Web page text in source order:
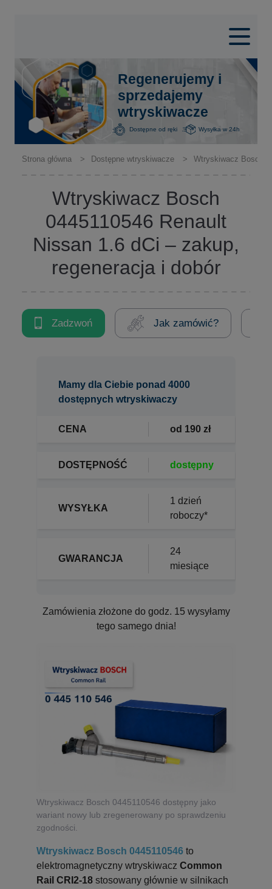
Regenerujemy i
sprzedajemy
wtryskiwacze
Dostępne od ręki Wysyłka w 24h
Strona główna Dostępne wtryskiwacze Wtryskiwacz Bosch
Wtryskiwacz Bosch
0445110546 Renault
Nissan 1.6 dCi – zakup,
regeneracja i dobór
Zadzwoń Jak zamówić?
Mamy dla Ciebie ponad 4000
dostępnych wtryskiwaczy
CENA od 190 zł
DOSTĘPNOŚĆ dostępny
WYSYŁKA
1 dzień
roboczy*
GWARANCJA
24
miesiące
Zamówienia złożone do godz. 15 wysyłamy
tego samego dnia!
Wtryskiwacz Bosch 0445110546 dostępny jako
wariant nowy lub zregenerowany po sprawdzeniu
zgodności.
Wtryskiwacz Bosch 0445110546 to
elektromagnetyczny wtryskiwacz Common
Rail CRI2-18 stosowany głównie w silnikach